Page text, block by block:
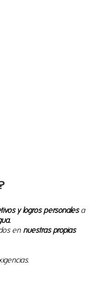
y logros personalesa
en nuestras propias